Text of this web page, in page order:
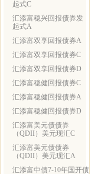
起式C
汇添富稳兴回报债券发
起式A
汇添富双享回报债券A
汇添富双享回报债券C
汇添富双享回报债券D
汇添富稳健回报债券C
汇添富稳健回报债券A
汇添富稳健回报债券D
汇添富美元债债券
（QDII）美元现汇C
汇添富美元债债券
（QDII）美元现汇A
汇添富中债7-10年国开债